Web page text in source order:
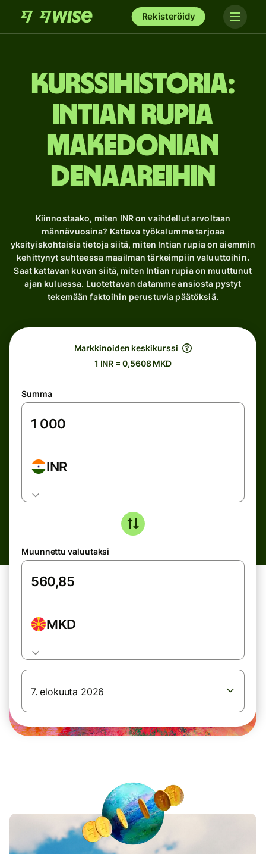
Rekisteröidy
Kurssihistoria:
Intian rupia
Makedonian
denaareihin
Kiinnostaako, miten INR on vaihdellut arvoltaan
männävuosina? Kattava työkalumme tarjoaa
yksityiskohtaisia ​​tietoja siitä, miten Intian rupia on aiemmin
kehittynyt suhteessa maailman tärkeimpiin valuuttoihin.
Saat kattavan kuvan siitä, miten Intian rupia on muuttunut
ajan kuluessa. Luotettavan datamme ansiosta pystyt
tekemään faktoihin perustuvia päätöksiä.
Markkinoiden keskikurssi
1 INR = 0,5608 MKD
Summa
INR
Muunnettu valuutaksi
MKD
7. elokuuta 2026